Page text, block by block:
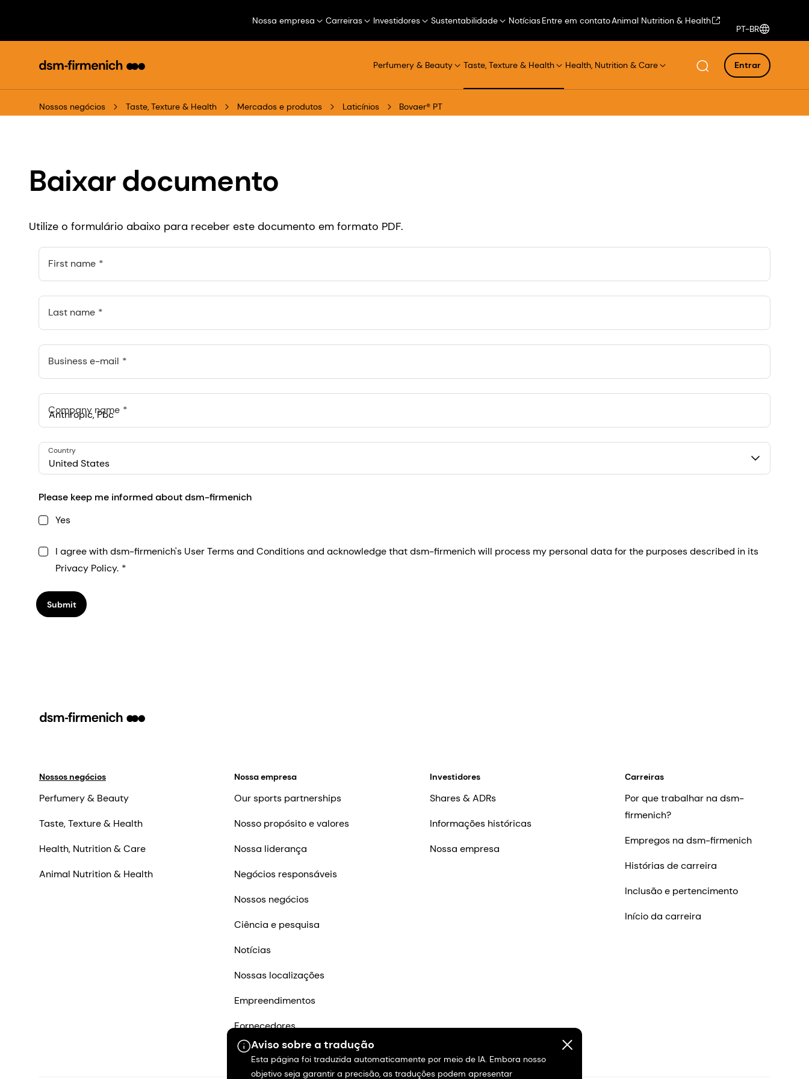
Nossa empresa Carreiras Investidores Sustentabilidade NotíciasEntre em contatoAnimal Nutrition & Health
PT-BR
Perfumery & Beauty Taste, Texture & Health Health, Nutrition & Care Entrar
Nossos negócios Taste, Texture & Health Mercados e produtos Laticínios Bovaer® PT
Baixar documento
Utilize o formulário abaixo para receber este documento em formato PDF.
First name
Last name
Business e-mail
Company name
Anthropic, PBC
548 Market St Pmb 90375, San Francisco, California, US
United States
Country
Please keep me informed about dsm-firmenich
Yes
I agree with dsm-firmenich's User Terms and Conditions and acknowledge that dsm-firmenich will process my personal data for the purposes described in its
Privacy Policy.
Submit
Aviso sobre a tradução
Esta página foi traduzida automaticamente por meio de IA. Embora nosso
objetivo seja garantir a precisão, as traduções podem apresentar
Nossos negócios
Perfumery & Beauty
Taste, Texture & Health
Health, Nutrition & Care
Animal Nutrition & Health
Nossa empresa
Our sports partnerships
Nosso propósito e valores
Nossa liderança
Negócios responsáveis
Nossos negócios
Ciência e pesquisa
Notícias
Nossas localizações
Empreendimentos
Fornecedores
Entre em contato
Investidores
Shares & ADRs
Informações históricas
Nossa empresa
Carreiras
Por que trabalhar na dsm-
firmenich?
Empregos na dsm-firmenich
Histórias de carreira
Inclusão e pertencimento
Início da carreira